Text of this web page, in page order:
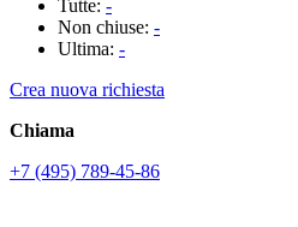
Tutte: -
Non chiuse: -
Ultima: -
Crea nuova richiesta
Chiama
+7 (495) 789-45-86